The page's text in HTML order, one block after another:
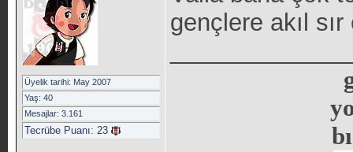
Üyelik tarihi: May 2007
Yaş: 40
Mesajlar: 3.161
Tecrübe Puanı: 23
gençlere akıl